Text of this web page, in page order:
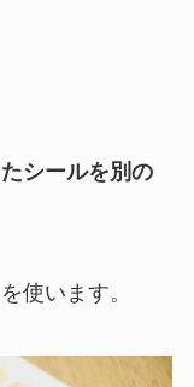
シールを別の
使います。